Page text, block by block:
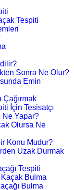
Tespiti
Sonra Ne Olur?
Emin
Çağırmak
İçin Tesisatçı
Ne Yapar?
Olursa Ne
Konu Mudur?
Uzak Durmak
Tespiti
Kaçak Bulma
Bulma